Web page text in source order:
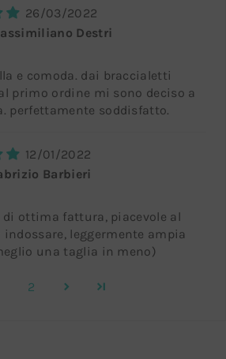
26/03/2022
Destri
e comoda. dai braccialetti
primo ordine mi sono deciso a
perfettamente soddisfatto.
12/01/2022
Barbieri
ottima fattura, piacevole al
leggermente ampia
una taglia in meno)
2